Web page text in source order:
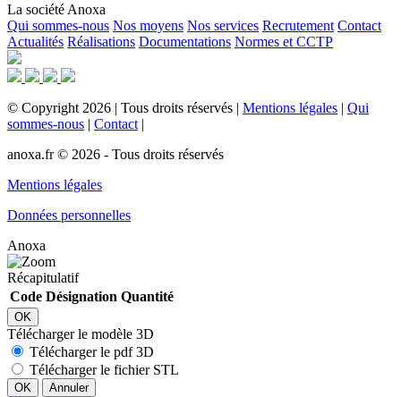
La société Anoxa
Qui sommes-nous Nos moyens Nos services Recrutement Contact
Actualités Réalisations Documentations Normes et CCTP
© Copyright 2026 | Tous droits réservés | Mentions légales | Qui
sommes-nous | Contact |
anoxa.fr © 2026 - Tous droits réservés
Mentions légales
Données personnelles
Anoxa
Récapitulatif
Code Désignation Quantité
OK
Télécharger le modèle 3D
Télécharger le pdf 3D
Télécharger le fichier STL
OK Annuler